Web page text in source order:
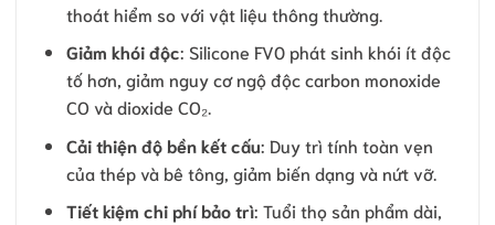
thoát hiểm so với vật liệu thông thường.
Giảm khói độc: Silicone FV0 phát sinh khói ít độc
tố hơn, giảm nguy cơ ngộ độc carbon monoxide
CO và dioxide CO₂.
Cải thiện độ bền kết cấu: Duy trì tính toàn vẹn
của thép và bê tông, giảm biến dạng và nứt vỡ.
Tiết kiệm chi phí bảo trì: Tuổi thọ sản phẩm dài,